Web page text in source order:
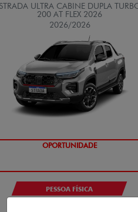
STRADA ULTRA CABINE DUPLA
200 AT FLEX 2026
2026/2026
OPORTUNIDADE
PESSOA FÍSICA